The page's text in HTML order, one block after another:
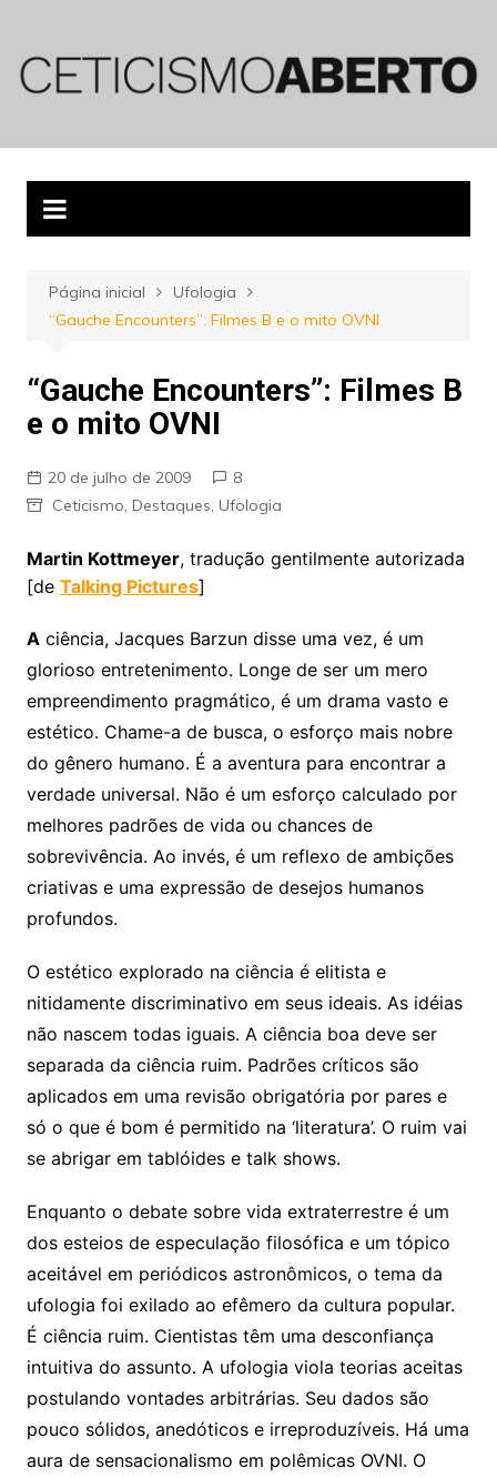
conteúdo
Página inicial
Ufologia
“Gauche Encounters”: Filmes B e o mito OVNI
“Gauche Encounters”: Filmes B
e o mito OVNI
20 de julho de 2009
8
Ceticismo Destaques Ufologia
Martin Kottmeyer, tradução gentilmente autorizada
[de Talking Pictures]
A ciência, Jacques Barzun disse uma vez, é um
glorioso entretenimento. Longe de ser um mero
empreendimento pragmático, é um drama vasto e
estético. Chame-a de busca, o esforço mais nobre
do gênero humano. É a aventura para encontrar a
verdade universal. Não é um esforço calculado por
melhores padrões de vida ou chances de
sobrevivência. Ao invés, é um reflexo de ambições
criativas e uma expressão de desejos humanos
profundos.
O estético explorado na ciência é elitista e
nitidamente discriminativo em seus ideais. As idéias
não nascem todas iguais. A ciência boa deve ser
separada da ciência ruim. Padrões críticos são
aplicados em uma revisão obrigatória por pares e
só o que é bom é permitido na ‘literatura’. O ruim vai
se abrigar em tablóides e talk shows.
Enquanto o debate sobre vida extraterrestre é um
dos esteios de especulação filosófica e um tópico
aceitável em periódicos astronômicos, o tema da
ufologia foi exilado ao efêmero da cultura popular.
É ciência ruim. Cientistas têm uma desconfiança
intuitiva do assunto. A ufologia viola teorias aceitas
postulando vontades arbitrárias. Seu dados são
pouco sólidos, anedóticos e irreproduzíveis. Há uma
aura de sensacionalismo em polêmicas OVNI. O